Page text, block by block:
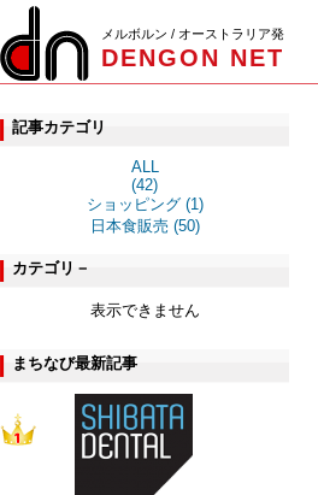
メルボルン / オーストラリア発
DENGON NET
記事カテゴリ
ALL
(42)
ショッピング (1)
日本食販売 (50)
カテゴリ－
表示できません
まちなび最新記事